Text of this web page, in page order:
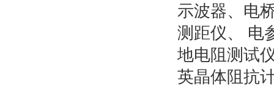
示波器、 电
测距仪、
电
地电阻测试
英晶体阻抗